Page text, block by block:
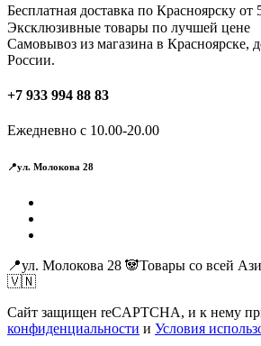
Бесплатная доставка по Красноярску от
Эксклюзивные товары по лучшей цене
Самовывоз из магазина в Красноярске,
России.
+7 933 994 88 83
Ежедневно с 10.00-20.00
📍ул. Молокова 28
📍ул. Молокова 28 🐼Товары со
🇻🇳
Сайт защищен reCAPTCHA, и к нему
конфиденциальности и Условия